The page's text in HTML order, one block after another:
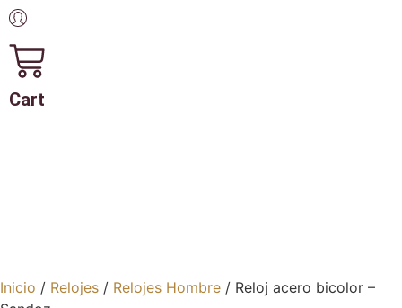
Cart
Inicio / Relojes / Relojes Hombre / Reloj acero bicolor –